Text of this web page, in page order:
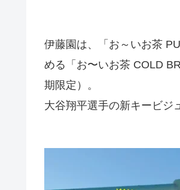
伊藤園は、「お～いお茶
める「お〜いお茶 COLD
期限定）。
大谷翔平選手の新キービジ